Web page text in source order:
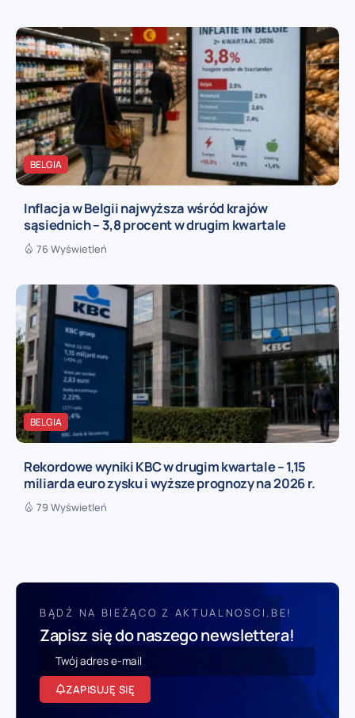
BELGIA
Inflacja w Belgii najwyższa wśród krajów
sąsiednich – 3,8 procent w drugim kwartale
76 Wyświetleń
BELGIA
Rekordowe wyniki KBC w drugim kwartale – 1,15
miliarda euro zysku i wyższe prognozy na 2026 r.
79 Wyświetleń
BĄDŹ NA BIEŻĄCO Z AKTUALNOSCI.BE!
Zapisz się do naszego newslettera!
ZAPISUJĘ SIĘ